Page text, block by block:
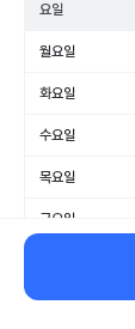
요일
월요일
화요일
수요일
목요일
금요일
일요일